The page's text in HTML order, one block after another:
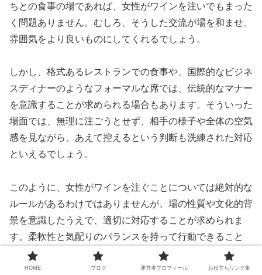
ちとの食事の場であれば、女性がワインを注いでもまった
く問題ありません。むしろ、そうした交流が場を和ませ、
雰囲気をより良いものにしてくれるでしょう。
しかし、格式あるレストランでの食事や、国際的なビジネ
スディナーのようなフォーマルな席では、伝統的なマナー
を意識することが求められる場合もあります。そういった
場面では、無理に注ごうとせず、相手の様子や全体の空気
感を見ながら、あえて控えるという判断も洗練された対応
といえるでしょう。
このように、女性がワインを注ぐことについては絶対的な
ルールがあるわけではありませんが、場の性質や文化的背
景を意識したうえで、適切に対応することが求められま
す。柔軟性と気配りのバランスを持って行動できること
が、大人としての品格を感じさせるポイントとなるでしょ
う。HOME ブログ 運営者プロフィール お役立ちリンク集